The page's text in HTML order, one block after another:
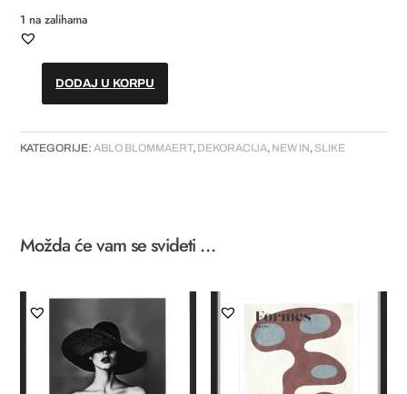
1 na zalihama
“A
good
količina
DODAJ U KORPU
KATEGORIJE:ABLO BLOMMAERT, DEKORACIJA, NEW IN, SLIKE
Možda će vam se svideti …